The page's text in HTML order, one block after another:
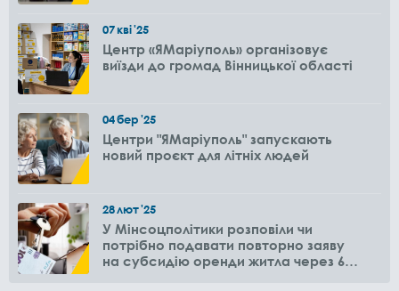
07кві'25
Центр «ЯМаріуполь» організовує
виїзди до громад Вінницької області
04бер'25
Центри "ЯМаріуполь" запускають
новий проєкт для літніх людей
28лют'25
У Мінсоцполітики розповіли чи
потрібно подавати повторно заяву
на субсидію оренди житла через 6